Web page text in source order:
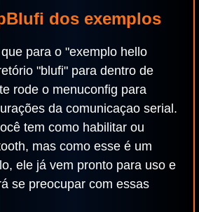
dos exemplos
para o "exemplo hello
"blufi" para dentro de
rode o menuconfig para
da comunicaçao serial.
tem como habilitar ou
mas como esse é um
ele já vem pronto para uso e
se preocupar com essas